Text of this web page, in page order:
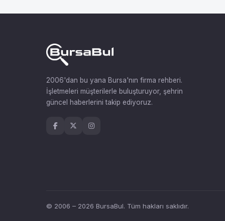
2006'dan bu yana Bursa'nın firma rehberi.
İşletmeleri müşterilerle buluşturuyor, şehrin
güncel haberlerini takip ediyoruz.
© 2006 – 2026 BursaBul. Tüm hakları saklıdır.